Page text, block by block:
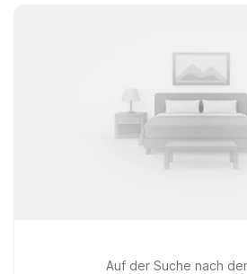
Auf der Suche nach